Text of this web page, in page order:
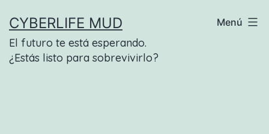
contenido
CYBERLIFE MUD
El futuro te está esperando.
¿Estás listo para sobrevivirlo?
Menú